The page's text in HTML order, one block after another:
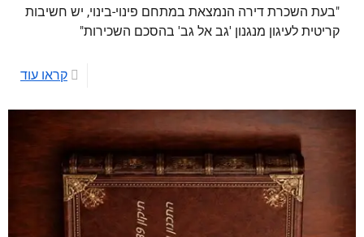
"בעת השכרת דירה הנמצאת במתחם פינוי-בינוי, יש חשיבות
קריטית לעיגון מנגנון 'גב אל גב' בהסכם השכירות"
קראו עוד